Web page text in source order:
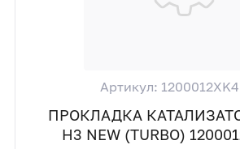
Артикул:
ПРОКЛАДКА
H3 NEW (TURBO)